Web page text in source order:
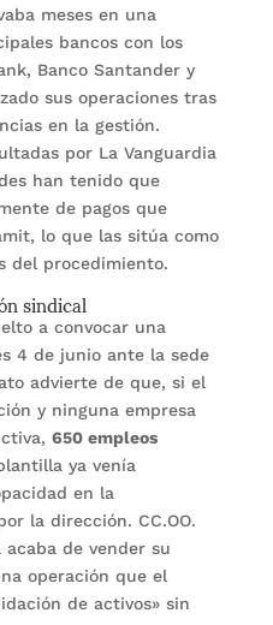
meses en una
bancos con los
Banco Santander y
sus operaciones tras
en la gestión.
por La Vanguardia
han tenido que
de pagos que
lo que las sitúa como
del procedimiento.
sindical
a convocar una
4 de junio ante la sede
advierte de que, si el
y ninguna empresa
650 empleos
ya venía
en la
la dirección. CC.OO.
de vender su
operación que el
de activos» sin